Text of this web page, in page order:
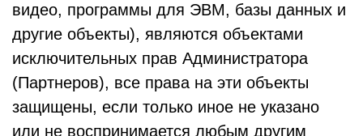
видео, программы для ЭВМ, базы данных и
другие объекты), являются объектами
исключительных прав Администратора
(Партнеров), все права на эти объекты
защищены, если только иное не указано
или не воспринимается любым другим